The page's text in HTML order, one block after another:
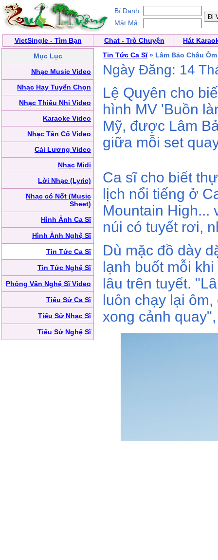
Bí Danh:
Mật Mã:
VietSingle - Tìm Bạn Chat - Trò Chuyện
Hát
Mục Lục
Nhạc Music Video
Nhạc Hay Tuyển Chọn
Nhạc Thiếu Nhi Video
Karaoke Video
Nhạc Tân Cổ Video
Cải Lương Video
Nhạc Midi
Lời Nhạc (Lyric)
Nhạc có Nốt (Music
Sheet)
Hình Ảnh Ca Sĩ
Hình Ảnh Nghệ Sĩ
Tin Tức Ca Sĩ
Tin Tức Nghệ Sĩ
Phỏng Vấn Nghệ Sĩ Video
Tiểu Sử Ca Sĩ
Tiểu Sử Nhạc Sĩ
Tiểu Sử Nghệ Sĩ
Tin Tức Ca Sĩ» Lâm Bảo Châu
Ngày Đăng: 14
Lệ Quyên cho
hình MV 'Buồn
Mỹ, được Lâm
giữa mỗi set
Ca sĩ cho biết
lịch nổi tiếng ở
Mountain High...
núi có tuyết rơi,
Dù mặc đồ dày
lạnh buốt mỗi
lâu trên tuyết.
luôn chạy lại
xong cảnh